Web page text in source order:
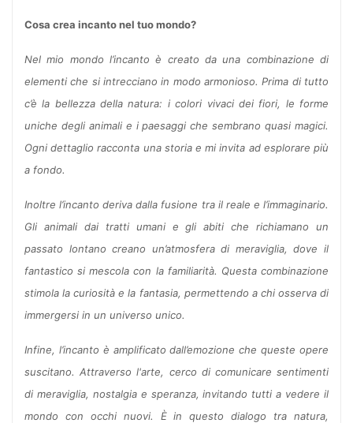
Cosa crea incanto nel tuo mondo?
Nel mio mondo l’incanto è creato da una combinazione di
elementi che si intrecciano in modo armonioso. Prima di tutto
c’è la bellezza della natura: i colori vivaci dei fiori, le forme
uniche degli animali e i paesaggi che sembrano quasi magici.
Ogni dettaglio racconta una storia e mi invita ad esplorare più
a fondo.
Inoltre l’incanto deriva dalla fusione tra il reale e l’immaginario.
Gli animali dai tratti umani e gli abiti che richiamano un
passato lontano creano un’atmosfera di meraviglia, dove il
fantastico si mescola con la familiarità. Questa combinazione
stimola la curiosità e la fantasia, permettendo a chi osserva di
immergersi in un universo unico.
Infine, l’incanto è amplificato dall’emozione che queste opere
suscitano. Attraverso l'arte, cerco di comunicare sentimenti
di meraviglia, nostalgia e speranza, invitando tutti a vedere il
mondo con occhi nuovi. È in questo dialogo tra natura,